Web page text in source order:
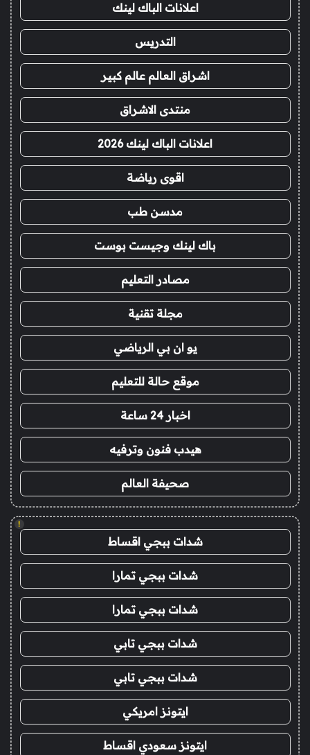
اعلانات الباك لينك
التدريس
اشراق العالم عالم كبير
منتدى الاشراق
اعلانات الباك لينك 2026
اقوى رياضة
مدسن طب
باك لينك وجيست بوست
مصادر التعليم
مجلة تقنية
يو ان بي الرياضي
موقع حالة للتعليم
اخبار 24 ساعة
هيدب فنون وترفيه
صحيفة العالم
!
شدات ببجي اقساط
شدات ببجي تمارا
شدات ببجي تمارا
شدات ببجي تابي
شدات ببجي تابي
ايتونز امريكي
ايتونز سعودي اقساط